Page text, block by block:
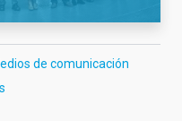
de comunicación